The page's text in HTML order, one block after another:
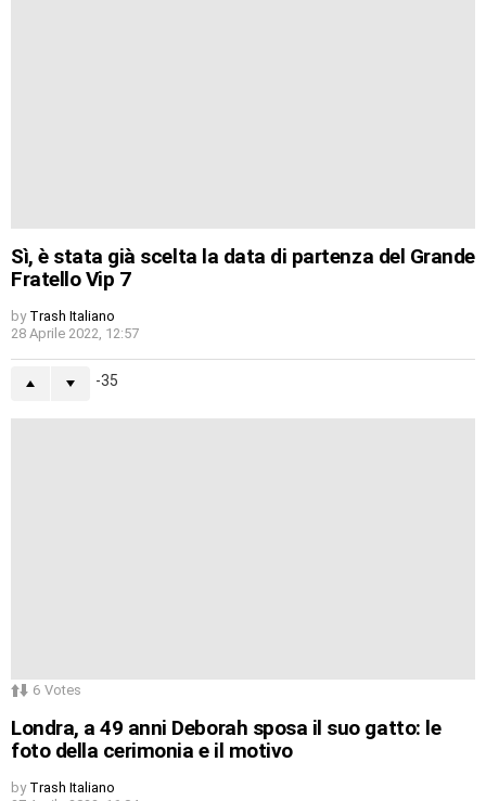
Sì, è stata già scelta la data di partenza del Grande
Fratello Vip 7
by Trash Italiano
28 Aprile 2022, 12:57
-35
6 Votes
Londra, a 49 anni Deborah sposa il suo gatto: le
foto della cerimonia e il motivo
by Trash Italiano